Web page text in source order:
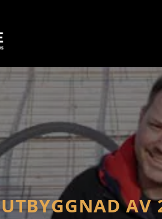
UTBYGGNAD AV